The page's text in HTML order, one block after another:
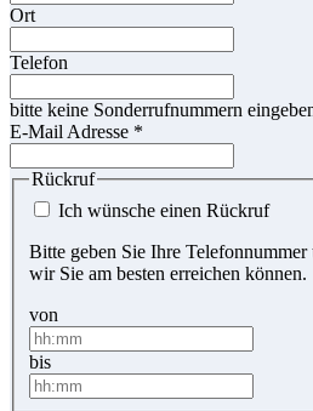
Ort
Telefon
bitte keine Sonderrufnummern
E-Mail Adresse *
Rückruf
Ich wünsche einen Rückruf
Bitte geben Sie Ihre
wir Sie am besten erreichen können.
von
bis